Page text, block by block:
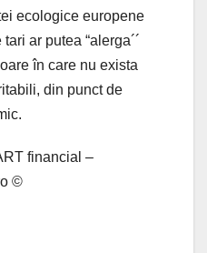
ecologice europene
ar putea “alerga´´
în care nu exista
din punct de
financial –
©